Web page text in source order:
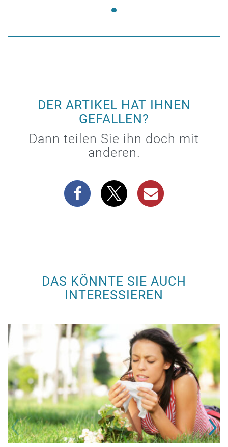
DER ARTIKEL HAT IHNEN
GEFALLEN?
Dann teilen Sie ihn doch mit
anderen.
DAS KÖNNTE SIE AUCH
INTERESSIEREN